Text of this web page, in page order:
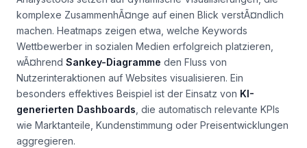
komplexe ZusammenhÃ¤nge auf einen Blick verstÃ¤ndlich
machen. Heatmaps zeigen etwa, welche Keywords
Wettbewerber in sozialen Medien erfolgreich platzieren,
wÃ¤hrend Sankey-Diagramme den Fluss von
Nutzerinteraktionen auf Websites visualisieren. Ein
besonders effektives Beispiel ist der Einsatz von KI-
generierten Dashboards , die automatisch relevante KPIs
wie Marktanteile, Kundenstimmung oder Preisentwicklungen
aggregieren.